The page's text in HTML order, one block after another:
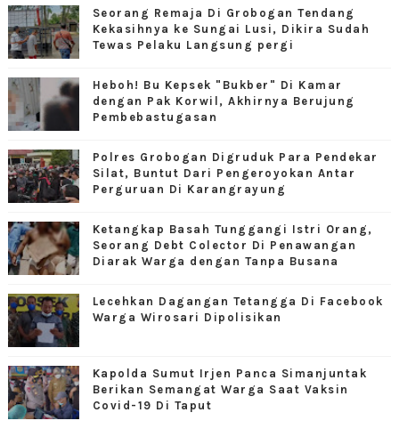
Seorang Remaja Di Grobogan Tendang
Kekasihnya ke Sungai Lusi, Dikira Sudah
Tewas Pelaku Langsung pergi
Heboh! Bu Kepsek "Bukber" Di Kamar
dengan Pak Korwil, Akhirnya Berujung
Pembebastugasan
Polres Grobogan Digruduk Para Pendekar
Silat, Buntut Dari Pengeroyokan Antar
Perguruan Di Karangrayung
Ketangkap Basah Tunggangi Istri Orang,
Seorang Debt Colector Di Penawangan
Diarak Warga dengan Tanpa Busana
Lecehkan Dagangan Tetangga Di Facebook
Warga Wirosari Dipolisikan
Kapolda Sumut Irjen Panca Simanjuntak
Berikan Semangat Warga Saat Vaksin
Covid-19 Di Taput